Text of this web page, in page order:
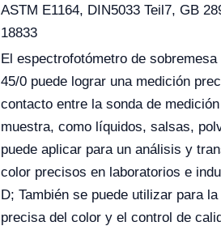
ASTM E1164, DIN5033 Teil7, GB
18833
El espectrofotómetro de
45/0 puede lograr una medición
contacto entre la sonda de
muestra, como líquidos, salsas,
puede aplicar para un análisis y
color precisos en laboratorios e
D; También se puede utilizar para
precisa del color y el control de